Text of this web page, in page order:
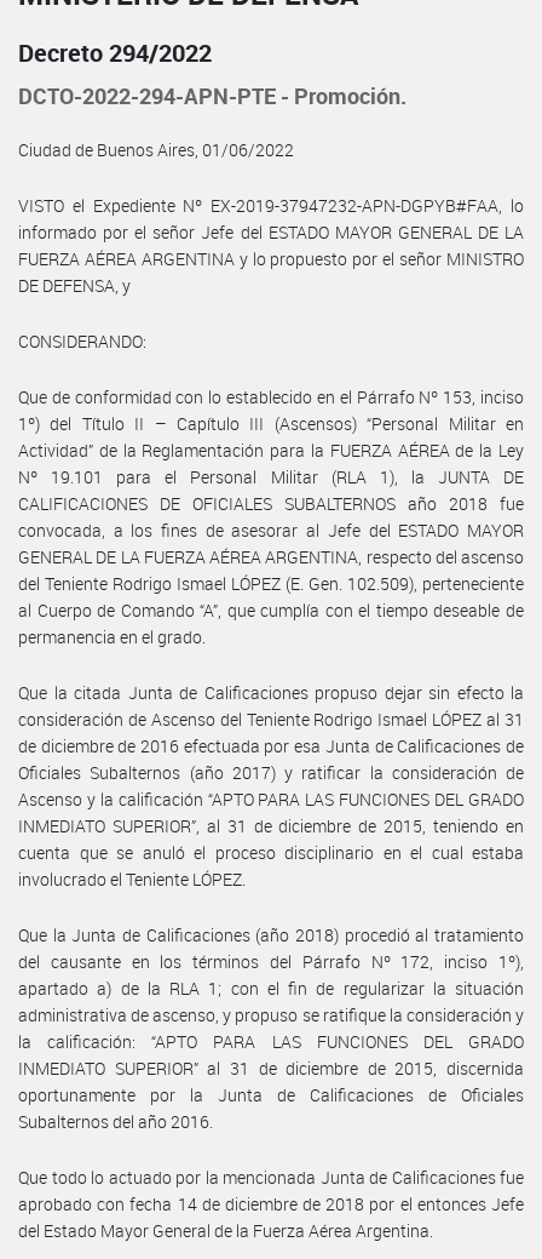
Decreto 294/2022
DCTO-2022-294-APN-PTE - Promoción.
Ciudad de Buenos Aires, 01/06/2022
VISTO el Expediente Nº EX-2019-37947232-APN-DGPYB#FAA, lo
informado por el señor Jefe del ESTADO MAYOR GENERAL DE LA
FUERZA AÉREA ARGENTINA y lo propuesto por el señor MINISTRO
DE DEFENSA, y
CONSIDERANDO:
Que de conformidad con lo establecido en el Párrafo Nº 153, inciso
1º) del Título II – Capítulo III (Ascensos) “Personal Militar en
Actividad” de la Reglamentación para la FUERZA AÉREA de la Ley
Nº 19.101 para el Personal Militar (RLA 1), la JUNTA DE
CALIFICACIONES DE OFICIALES SUBALTERNOS año 2018 fue
convocada, a los fines de asesorar al Jefe del ESTADO MAYOR
GENERAL DE LA FUERZA AÉREA ARGENTINA, respecto del ascenso
del Teniente Rodrigo Ismael LÓPEZ (E. Gen. 102.509), perteneciente
al Cuerpo de Comando “A”, que cumplía con el tiempo deseable de
permanencia en el grado.
Que la citada Junta de Calificaciones propuso dejar sin efecto la
consideración de Ascenso del Teniente Rodrigo Ismael LÓPEZ al 31
de diciembre de 2016 efectuada por esa Junta de Calificaciones de
Oficiales Subalternos (año 2017) y ratificar la consideración de
Ascenso y la calificación “APTO PARA LAS FUNCIONES DEL GRADO
INMEDIATO SUPERIOR”, al 31 de diciembre de 2015, teniendo en
cuenta que se anuló el proceso disciplinario en el cual estaba
involucrado el Teniente LÓPEZ.
Que la Junta de Calificaciones (año 2018) procedió al tratamiento
del causante en los términos del Párrafo Nº 172, inciso 1º),
apartado a) de la RLA 1; con el fin de regularizar la situación
administrativa de ascenso, y propuso se ratifique la consideración y
la calificación: “APTO PARA LAS FUNCIONES DEL GRADO
INMEDIATO SUPERIOR” al 31 de diciembre de 2015, discernida
oportunamente por la Junta de Calificaciones de Oficiales
Subalternos del año 2016.
Que todo lo actuado por la mencionada Junta de Calificaciones fue
aprobado con fecha 14 de diciembre de 2018 por el entonces Jefe
del Estado Mayor General de la Fuerza Aérea Argentina.